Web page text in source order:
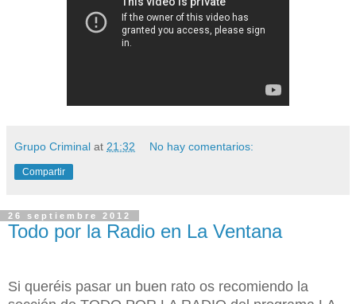
Grupo Criminal at 21:32 No hay comentarios:
Compartir
26 septiembre 2012
Todo por la Radio en La Ventana
Si queréis pasar un buen rato os recomiendo la